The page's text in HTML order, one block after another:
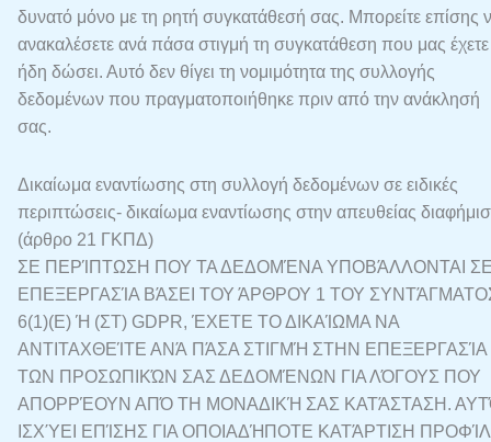
δυνατό μόνο με τη ρητή συγκατάθεσή σας. Μπορείτε επίσης
ανακαλέσετε ανά πάσα στιγμή τη συγκατάθεση που μας έχετε
ήδη δώσει. Αυτό δεν θίγει τη νομιμότητα της συλλογής
δεδομένων που πραγματοποιήθηκε πριν από την ανάκλησή
σας.
Δικαίωμα εναντίωσης στη συλλογή δεδομένων σε ειδικές
περιπτώσεις- δικαίωμα εναντίωσης στην απευθείας
(άρθρο 21 ΓΚΠΔ)
ΣΕ ΠΕΡΊΠΤΩΣΗ ΠΟΥ ΤΑ ΔΕΔΟΜΈΝΑ ΥΠΟΒΆΛΛΟΝΤΑΙ
ΕΠΕΞΕΡΓΑΣΊΑ ΒΆΣΕΙ ΤΟΥ ΆΡΘΡΟΥ 1 ΤΟΥ
6(1)(Ε) Ή (ΣΤ) GDPR, ΈΧΕΤΕ ΤΟ ΔΙΚΑΊΩΜΑ ΝΑ
ΑΝΤΙΤΑΧΘΕΊΤΕ ΑΝΆ ΠΆΣΑ ΣΤΙΓΜΉ ΣΤΗΝ ΕΠΕΞΕΡΓΑΣΊΑ
ΤΩΝ ΠΡΟΣΩΠΙΚΏΝ ΣΑΣ ΔΕΔΟΜΈΝΩΝ ΓΙΑ ΛΌΓΟΥΣ ΠΟΥ
ΑΠΟΡΡΈΟΥΝ ΑΠΌ ΤΗ ΜΟΝΑΔΙΚΉ ΣΑΣ ΚΑΤΆΣΤΑΣΗ.
ΙΣΧΎΕΙ ΕΠΊΣΗΣ ΓΙΑ ΟΠΟΙΑΔΉΠΟΤΕ ΚΑΤΆΡΤΙΣΗ ΠΡΟΦΊΛ